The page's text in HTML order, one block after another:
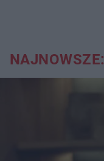
NAJNOWSZE: